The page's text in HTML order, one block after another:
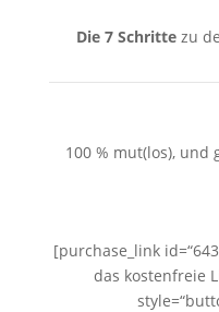
Die 7 Schritte zu
100 % mut(los), und
[purchase_link
das kostenfreie